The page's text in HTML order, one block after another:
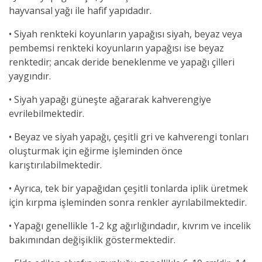
hayvansal yağı ile hafif yapıdadır.
• Siyah renkteki koyunların yapağısı siyah, beyaz veya
pembemsi renkteki koyunların yapağısı ise beyaz
renktedir; ancak deride beneklenme ve yapağı çilleri
yaygındır.
• Siyah yapağı güneşte ağararak kahverengiye
evrilebilmektedir.
• Beyaz ve siyah yapağı, çeşitli gri ve kahverengi tonları
oluşturmak için eğirme işleminden önce
karıştırılabilmektedir.
• Ayrıca, tek bir yapağıdan çeşitli tonlarda iplik üretmek
için kırpma işleminden sonra renkler ayrılabilmektedir.
• Yapağı genellikle 1-2 kg ağırlığındadır, kıvrım ve incelik
bakımından değişiklik göstermektedir.